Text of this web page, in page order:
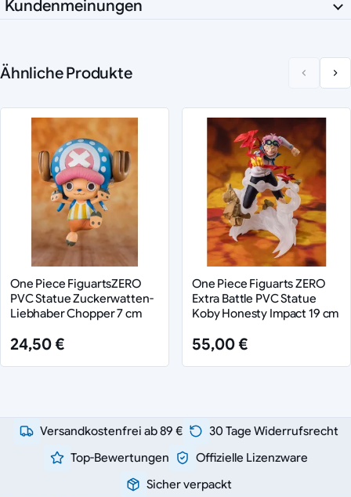
Kundenmeinungen
Ähnliche Produkte
One Piece FiguartsZERO
PVC Statue Zuckerwatten-
Liebhaber Chopper 7 cm
24,50 €
One Piece Figuarts ZERO
Extra Battle PVC Statue
Koby Honesty Impact 19 cm
55,00 €
Versandkostenfrei ab 89 €
30 Tage Widerrufsrecht
Top-Bewertungen
Offizielle Lizenzware
Sicher verpackt